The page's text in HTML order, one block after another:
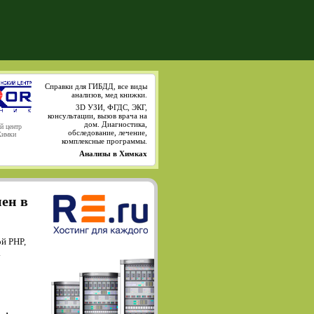
центр
Справки для ГИБДД, все виды
анализов, мед книжки.
3D УЗИ, ФГДС, ЭКГ,
консультации, вызов врача на
дом. Диагностика,
обследование, лечение,
комплексные программы.
Анализы в Химках
в
PHP,